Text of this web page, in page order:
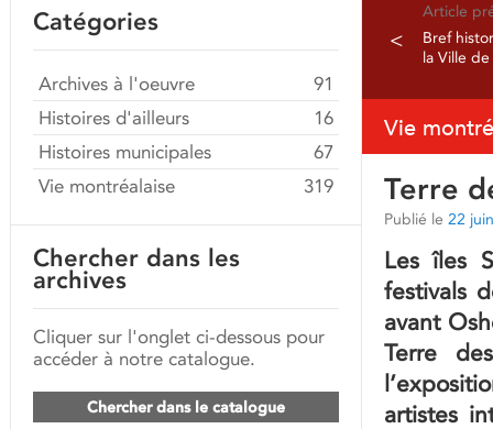
Article
<
Bref
la Ville
Vie
Terre
Publié le 22
Les îles
festivals
avant
Terre
artistes
Catégories
Archives à l'oeuvre
91
Histoires d'ailleurs
16
Histoires municipales
67
Vie montréalaise
319
Chercher dans les
archives
Cliquer sur l'onglet ci-dessous pour
accéder à notre catalogue.
Chercher dans le catalogue